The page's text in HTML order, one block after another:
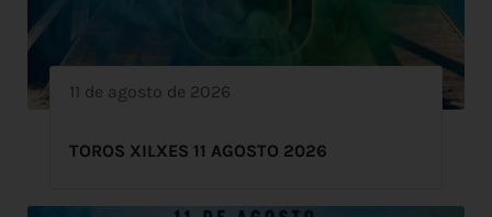
11 de agosto de 2026
TOROS XILXES 11 AGOSTO 2026